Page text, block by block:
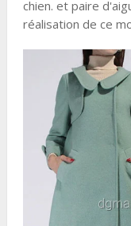
chien. et paire
réalisation de ce